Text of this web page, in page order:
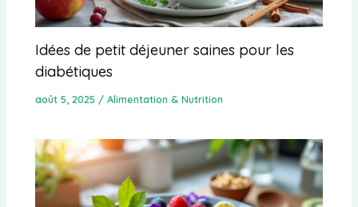
Idées de petit déjeuner saines pour les
diabétiques
août 5, 2025 /Alimentation & Nutrition